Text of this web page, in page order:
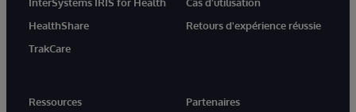
HealthShare
TrakCare
Retours d'expérience réussie
Ressources
Partenaires